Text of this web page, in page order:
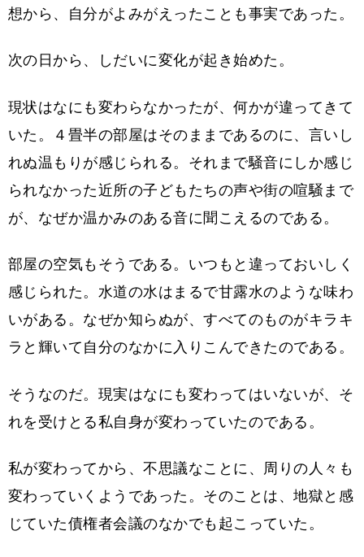
想から、自分がよみがえったことも事実であった。
次の日から、しだいに変化が起き始めた。
現状はなにも変わらなかったが、何かが違ってきて
いた。４畳半の部屋はそのままであるのに、言いし
れぬ温もりが感じられる。それまで騒音にしか感じ
られなかった近所の子どもたちの声や街の喧騒まで
が、なぜか温かみのある音に聞こえるのである。
部屋の空気もそうである。いつもと違っておいしく
感じられた。水道の水はまるで甘露水のような味わ
いがある。なぜか知らぬが、すべてのものがキラキ
ラと輝いて自分のなかに入りこんできたのである。
そうなのだ。現実はなにも変わってはいないが、そ
れを受けとる私自身が変わっていたのである。
私が変わってから、不思議なことに、周りの人々も
変わっていくようであった。そのことは、地獄と感
じていた債権者会議のなかでも起こっていた。